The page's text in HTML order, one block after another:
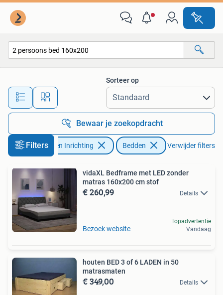
Alle afstanden…
Sorteer op
Bewaar je zoekopdracht
FiltersHuis en Inrichting Bedden Verwijder filters
vidaXL Bedframe met LED zonder
matras 160x200 cm stof
€ 260,99 Details
Bezoek website
Topadvertentie
Vandaag
houten BED 3 of 6 LADEN in 50
matrasmaten
€ 349,00 Details